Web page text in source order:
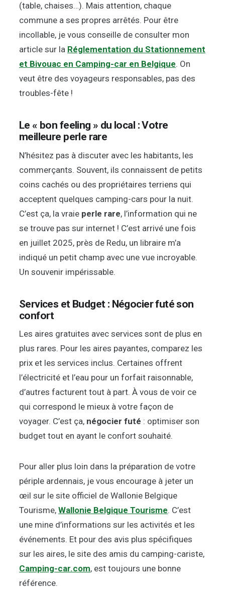
(table, chaises…). Mais attention, chaque
commune a ses propres arrêtés. Pour être
incollable, je vous conseille de consulter mon
article sur la Réglementation du Stationnement
et Bivouac en Camping-car en Belgique. On
veut être des voyageurs responsables, pas des
troubles-fête !
Le « bon feeling » du local : Votre
meilleure perle rare
N’hésitez pas à discuter avec les habitants, les
commerçants. Souvent, ils connaissent de petits
coins cachés ou des propriétaires terriens qui
acceptent quelques camping-cars pour la nuit.
C’est ça, la vraie perle rare, l’information qui ne
se trouve pas sur internet ! C’est arrivé une fois
en juillet 2025, près de Redu, un libraire m’a
indiqué un petit champ avec une vue incroyable.
Un souvenir impérissable.
Services et Budget : Négocier futé son
confort
Les aires gratuites avec services sont de plus en
plus rares. Pour les aires payantes, comparez les
prix et les services inclus. Certaines offrent
l’électricité et l’eau pour un forfait raisonnable,
d’autres facturent tout à part. À vous de voir ce
qui correspond le mieux à votre façon de
voyager. C’est ça, négocier futé : optimiser son
budget tout en ayant le confort souhaité.
Pour aller plus loin dans la préparation de votre
périple ardennais, je vous encourage à jeter un
œil sur le site officiel de Wallonie Belgique
Tourisme, Wallonie Belgique Tourisme. C’est
une mine d’informations sur les activités et les
événements. Et pour des avis plus spécifiques
sur les aires, le site des amis du camping-cariste,
Camping-car.com, est toujours une bonne
référence.